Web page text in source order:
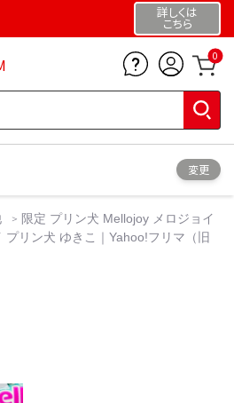
詳しくは
こちら
0
変更
限定 プリン犬 Mellojoy メロジョイ
リン犬 ゆきこ｜Yahoo!フリマ（旧